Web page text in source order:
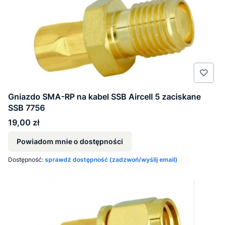
Gniazdo SMA-RP na kabel SSB Aircell 5 zaciskane
SSB 7756
Cena
19,00 zł
Powiadom mnie o dostępności
Dostępność: sprawdź dostępność (zadzwoń/wyślij email)